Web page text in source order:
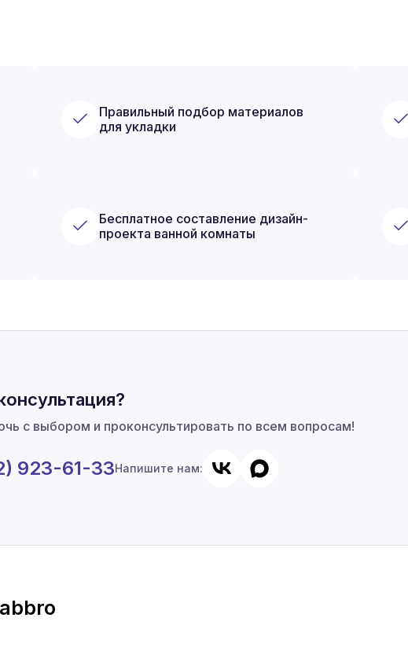
Правильный подбор материалов
для укладки
Бесплатное составление дизайн-
проекта ванной комнаты
с выбором и проконсультировать по всем вопросам!
923-61-33Напишите нам: